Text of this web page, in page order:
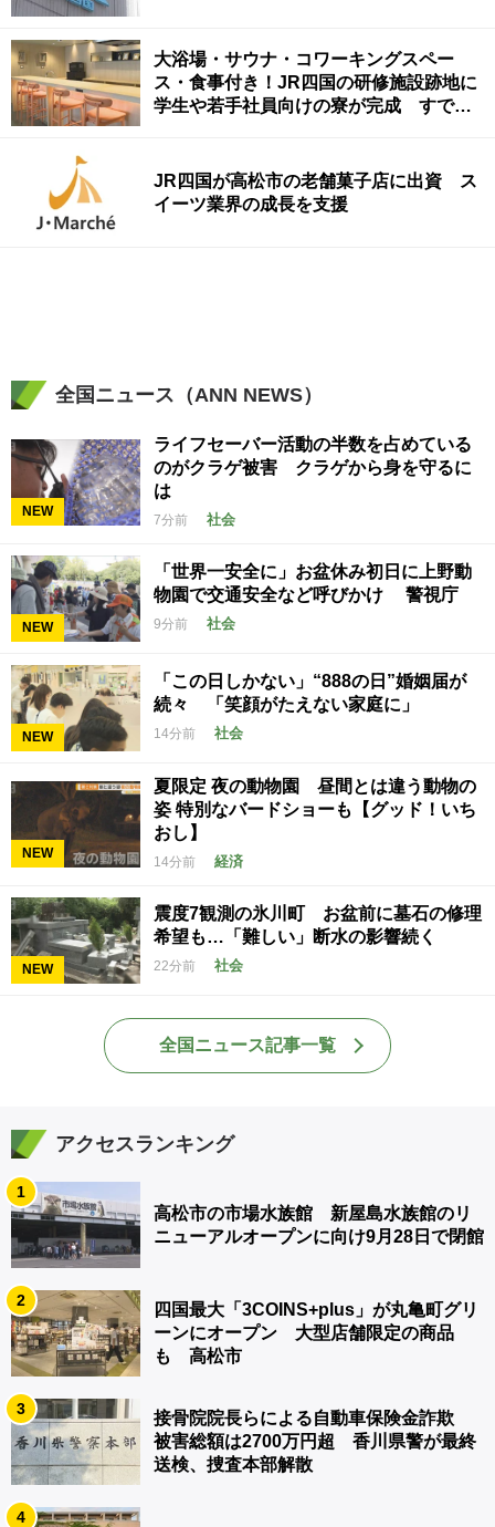
大浴場・サウナ・コワーキングスペー
ス・食事付き！JR四国の研修施設跡地に
学生や若手社員向けの寮が完成 すでに8
JR四国が高松市の老舗菓子店に出資 ス
イーツ業界の成長を支援
全国ニュース（ANN NEWS）
NEW
ライフセーバー活動の半数を占めている
のがクラゲ被害 クラゲから身を守るに
は
7分前 社会
NEW
「世界一安全に」お盆休み初日に上野動
物園で交通安全など呼びかけ 警視庁
9分前 社会
NEW
「この日しかない」“888の日”婚姻届が
続々 「笑顔がたえない家庭に」
14分前 社会
NEW
夏限定 夜の動物園 昼間とは違う動物の
姿 特別なバードショーも【グッド！いち
おし】
14分前 経済
NEW
震度7観測の氷川町 お盆前に墓石の修理
希望も…「難しい」断水の影響続く
22分前 社会
全国ニュース記事一覧
アクセスランキング
1
高松市の市場水族館 新屋島水族館のリ
ニューアルオープンに向け9月28日で閉館
2
四国最大「3COINS+plus」が丸亀町グリ
ーンにオープン 大型店舗限定の商品
も 高松市
3
接骨院院長らによる自動車保険金詐欺
被害総額は2700万円超 香川県警が最終
送検、捜査本部解散
4